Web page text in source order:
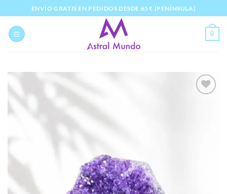
al
contenido
ENVÍO GRATIS EN PEDIDOS DESDE 65 € (PENÍNSULA)
0